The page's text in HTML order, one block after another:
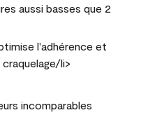
aussi basses que 2
l'adhérence et
li>
incomparables